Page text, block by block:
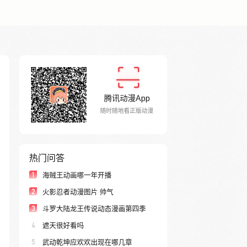
腾讯动漫App
随时随地看正版动漫
热门问答
1 海贼王动画哪一年开播
2 火影忍者动漫图片 帅气
3 斗罗大陆龙王传说动态漫画第四季
4 遮天很好看吗
5 武动乾坤应欢欢出现在哪几章